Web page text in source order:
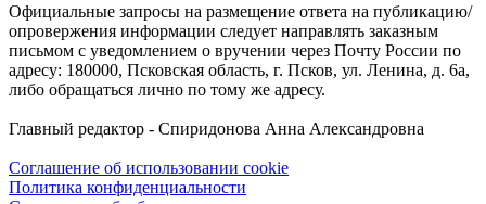
Официальные запросы на размещение ответа на публикацию/
опровержения информации следует направлять заказным
письмом с уведомлением о вручении через Почту России по
адресу: 180000, Псковская область, г. Псков, ул. Ленина, д. 6а,
либо обращаться лично по тому же адресу.
Главный редактор - Спиридонова Анна Александровна
Соглашение об использовании cookie
Политика конфиденциальности